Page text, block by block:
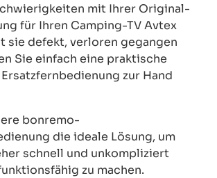
mit Ihrer Original-
für Ihren Camping-TV Avtex
sie defekt, verloren gegangen
Sie einfach eine praktische
zur Hand
bonremo-
die ideale Lösung, um
schnell und unkompliziert
zu machen.